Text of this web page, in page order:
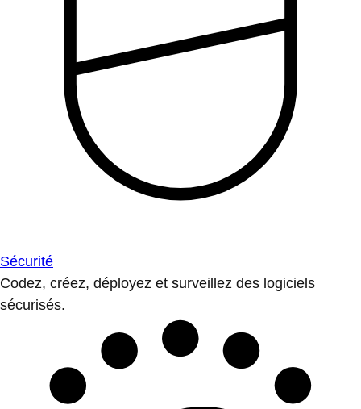
Sécurité
Codez, créez, déployez et surveillez des logiciels
sécurisés.